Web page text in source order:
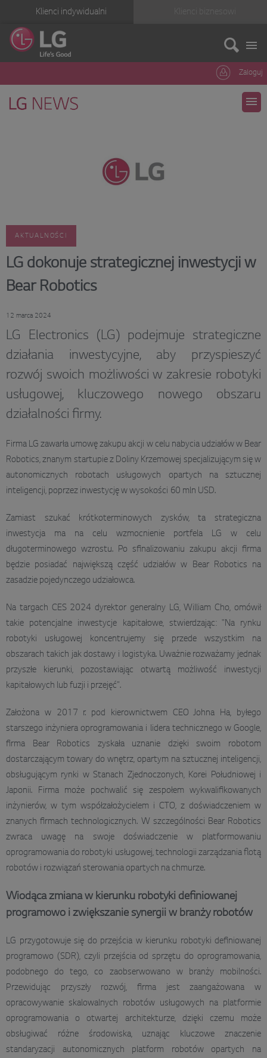
Klienci indywidualni
Zaloguj
AKTUALNOŚCI
LG dokonuje strategicznej inwestycji w
Bear Robotics
12 marca 2024
LG Electronics (LG) podejmuje strategiczne
działania inwestycyjne, aby przyspieszyć
rozwój swoich możliwości w zakresie robotyki
usługowej, kluczowego nowego obszaru
działalności firmy.
Firma LG zawarła umowę zakupu akcji w celu nabycia udziałów w Bear
Robotics, znanym startupie z Doliny Krzemowej specjalizującym się w
autonomicznych robotach usługowych opartych na sztucznej
inteligencji, poprzez inwestycję w wysokości 60 mln USD.
Zamiast szukać krótkoterminowych zysków, ta strategiczna
inwestycja ma na celu wzmocnienie portfela LG w celu
długoterminowego wzrostu. Po sfinalizowaniu zakupu akcji firma
będzie posiadać największą część udziałów w Bear Robotics na
zasadzie pojedynczego udziałowca.
Na targach CES 2024 dyrektor generalny LG, William Cho, omówił
takie potencjalne inwestycje kapitałowe, stwierdzając: "Na rynku
robotyki usługowej koncentrujemy się przede wszystkim na
obszarach takich jak dostawy i logistyka. Uważnie rozważamy jednak
przyszłe kierunki, pozostawiając otwartą możliwość inwestycji
kapitałowych lub fuzji i przejęć".
Założona w 2017 r. pod kierownictwem CEO Johna Ha, byłego
starszego inżyniera oprogramowania i lidera technicznego w Google,
firma Bear Robotics zyskała uznanie dzięki swoim robotom
dostarczającym towary do wnętrz, opartym na sztucznej inteligencji,
obsługującym rynki w Stanach Zjednoczonych, Korei Południowej i
Japonii. Firma może pochwalić się zespołem wykwalifikowanych
inżynierów, w tym współzałożycielem i CTO, z doświadczeniem w
znanych firmach technologicznych. W szczególności Bear Robotics
zwraca uwagę na swoje doświadczenie w platformowaniu
oprogramowania do robotyki usługowej, technologii zarządzania flotą
robotów i rozwiązań sterowania opartych na chmurze.
Wiodąca zmiana w kierunku robotyki definiowanej
programowo i zwiększanie synergii w branży robotów
LG przygotowuje się do przejścia w kierunku robotyki definiowanej
programowo (SDR), czyli przejścia od sprzętu do oprogramowania,
podobnego do tego, co zaobserwowano w branży mobilności.
Przewidując przyszły rozwój, firma jest zaangażowana w
opracowywanie skalowalnych robotów usługowych na platformie
oprogramowania o otwartej architekturze, dzięki czemu może
obsługiwać różne środowiska, uznając kluczowe znaczenie
standaryzacji autonomicznych platform robotów opartych na